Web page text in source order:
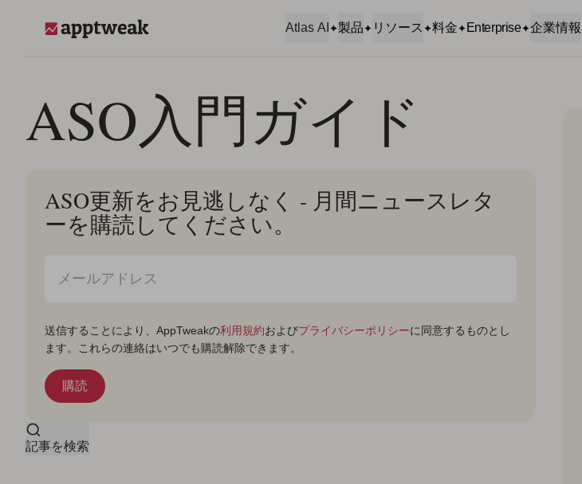
Atlas AI 製品 リソース 料金 Enterprise 企業情報
ASO入門ガイド
ASO更新をお見逃しなく - 月間ニュースレタ
ーを購読してください。
送信することにより、AppTweakの利用規約およびプライバシーポリシーに同意するものとし
ます。これらの連絡はいつでも購読解除できます。
記事を検索